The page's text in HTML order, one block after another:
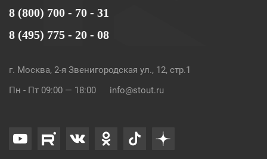
8 (800) 700 - 70 - 31
8 (495) 775 - 20 - 08
г. Москва, 2-я Звенигородская ул., 12, стр.1
Пн - Пт 09:00 — 18:00
info@stout.ru